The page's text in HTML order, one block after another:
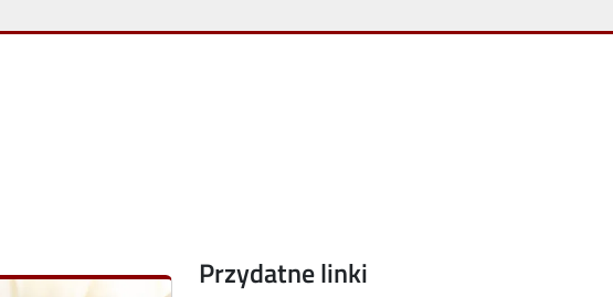
Przydatne linki